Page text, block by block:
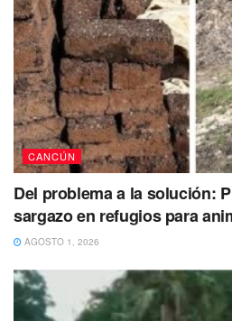
Asimismo,el cuerpo fue
Médico Forense (SEMEFO)
necropsia de leyy obtener más
circunstancias de este crimen.
CANCÚN
Del problema a la solución:
sargazo en refugios para
AGOSTO 1, 2026